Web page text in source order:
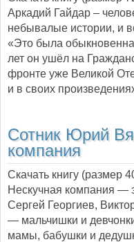
Аркадий Гайдар –
небывалые истории, и
«Это была
лет он ушёл на
фронте уже Великой
и в своих
Сотник Юрий
компания
Скачать книгу (размер
Нескучная компания —
Сергей Георгиев,
— мальчишки и
мамы, бабушки и